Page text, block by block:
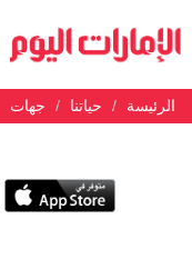
الرئيسة حياتنا جهات